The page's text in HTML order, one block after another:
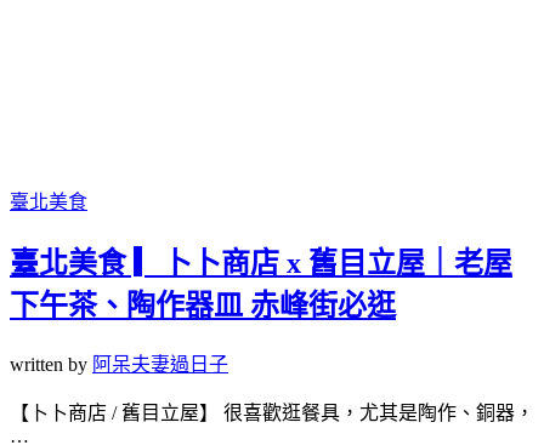
臺北美食
臺北美食 ▎卜卜商店 x 舊目立屋｜老屋
下午茶、陶作器皿 赤峰街必逛
written by 阿呆夫妻過日子
【卜卜商店 / 舊目立屋】 很喜歡逛餐具，尤其是陶作、銅器，
…